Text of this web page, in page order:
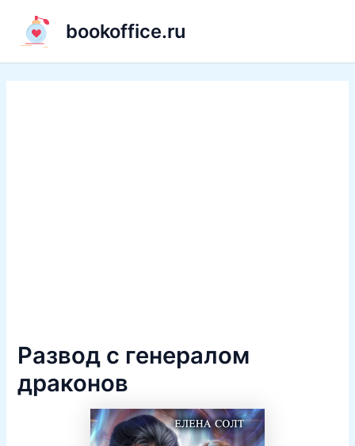
содержимому
bookoffice.ru
Развод с генералом
драконов